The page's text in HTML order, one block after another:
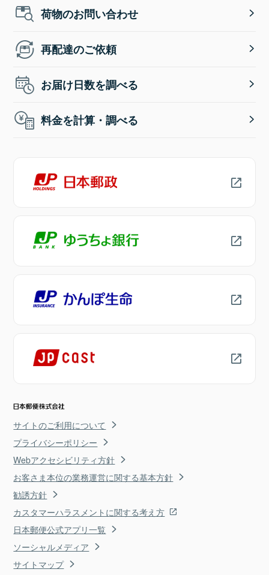
荷物のお問い合わせ
再配達のご依頼
お届け日数を調べる
料金を計算・調べる
サイトのご利用について
プライバシーポリシー
Webアクセシビリティ方針
お客さま本位の業務運営に関する基本方針
勧誘方針
カスタマーハラスメントに関する考え方
日本郵便公式アプリ一覧
ソーシャルメディア
サイトマップ